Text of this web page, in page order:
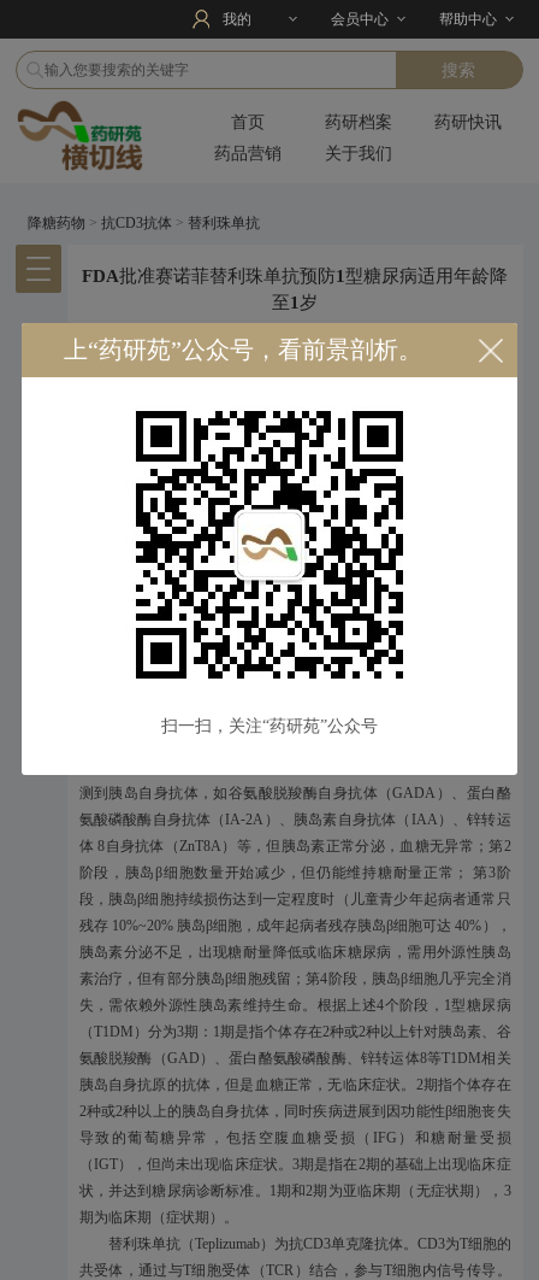
我的 会员中心 帮助中心
首页 药研档案
药研快讯
药品营销
关于我们
降糖药物 >抗CD3抗体 > 替利珠单抗
FDA批准赛诺菲替利珠单抗预防1型糖尿病适用年龄降
至1岁
来源：赛诺菲 448
【导读】：替利珠单抗是人源化抗CD3的IgG1抗体，是FDA批准
第3期（症状期）。
2026年4月22日，赛诺菲Sanofi宣布美国食品药品监督管理局
（FDA）已批准替利珠单抗（Tzield）将适应症从8岁及以上延长至1
岁，用于延缓1型糖尿病向3期进展。
本次获批基于多中心、开放标签、非随机、单臂4期临床试验
测到胰岛自身抗体，如谷氨酸脱羧酶自身抗体（GADA）、蛋白酪
氨酸磷酸酶自身抗体（IA⁃2A）、胰岛素自身抗体（IAA）、锌转运
体 8自身抗体（ZnT8A）等，但胰岛素正常分泌，血糖无异常；第2
阶段，胰岛β细胞数量开始减少，但仍能维持糖耐量正常； 第3阶
段，胰岛β细胞持续损伤达到一定程度时（儿童青少年起病者通常只
残存 10%~20% 胰岛β细胞，成年起病者残存胰岛β细胞可达 40%），
胰岛素分泌不足，出现糖耐量降低或临床糖尿病，需用外源性胰岛
素治疗，但有部分胰岛β细胞残留；第4阶段，胰岛β细胞几乎完全消
失，需依赖外源性胰岛素维持生命。根据上述4个阶段，1型糖尿病
（T1DM）分为3期：1期是指个体存在2种或2种以上针对胰岛素、谷
氨酸脱羧酶（GAD）、蛋白酪氨酸磷酸酶、锌转运体8等T1DM相关
胰岛自身抗原的抗体，但是血糖正常，无临床症状。2期指个体存在
2种或2种以上的胰岛自身抗体，同时疾病进展到因功能性β细胞丧失
导致的葡萄糖异常，包括空腹血糖受损（IFG）和糖耐量受损
（IGT），但尚未出现临床症状。3期是指在2期的基础上出现临床症
状，并达到糖尿病诊断标准。1期和2期为亚临床期（无症状期），3
期为临床期（症状期）。
替利珠单抗（Teplizumab）为抗CD3单克隆抗体。CD3为T细胞的
共受体，通过与T细胞受体（TCR）结合，参与T细胞内信号传导。
上“药研苑”公众号，看前景剖析。
扫一扫，关注“药研苑”公众号